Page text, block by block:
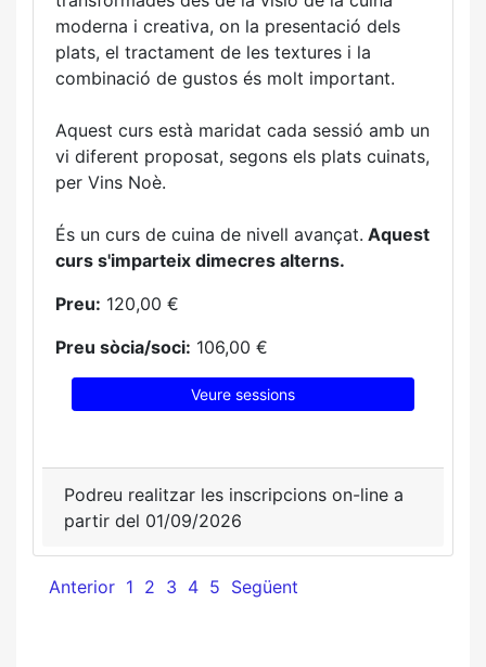
moderna i creativa, on la presentació dels
plats, el tractament de les textures i la
combinació de gustos és molt important.
Aquest curs està maridat cada sessió amb un
vi diferent proposat, segons els plats cuinats,
per Vins Noè.
És un curs de cuina de nivell avançat. Aquest
curs s'imparteix dimecres alterns.
Preu: 120,00 €
Preu sòcia/soci: 106,00 €
Veure sessions
Podreu realitzar les inscripcions on-line a
partir del 01/09/2026
Anterior 1 2 3 4 5 Següent